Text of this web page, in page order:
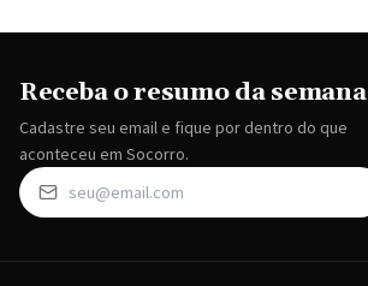
Receba o resumo da semana
Cadastre seu email e fique por dentro do que
aconteceu em Socorro.